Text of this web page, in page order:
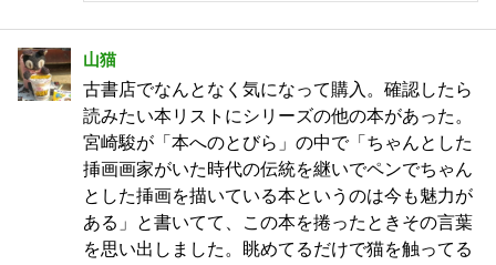
山猫
古書店でなんとなく気になって購入。確認したら
読みたい本リストにシリーズの他の本があった。
宮崎駿が「本へのとびら」の中で「ちゃんとした
挿画画家がいた時代の伝統を継いでペンでちゃん
とした挿画を描いている本というのは今も魅力が
ある」と書いてて、この本を捲ったときその言葉
を思い出しました。眺めてるだけで猫を触ってる